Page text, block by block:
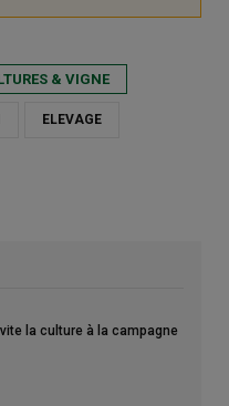
& VIGNE
ELEVAGE
la culture à la campagne